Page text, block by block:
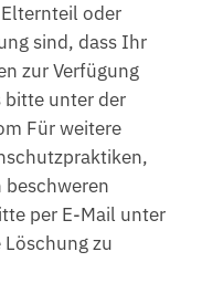
oder
sind, dass Ihr
zur Verfügung
bitte unter der
Für weitere
beschweren
per E-Mail unter
zu